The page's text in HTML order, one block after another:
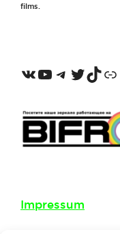
films.
VKontakte
YouTube
Twitter
Impressum